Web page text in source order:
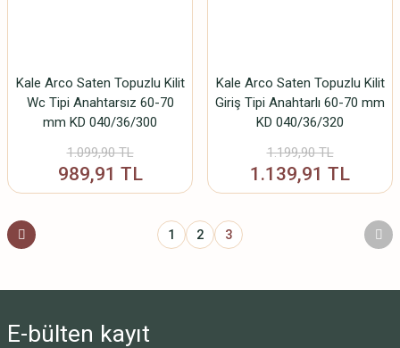
Kale Arco Saten Topuzlu Kilit
Wc Tipi Anahtarsız 60-70
mm KD 040/36/300
1.099,90 TL
989,91 TL
Kale Arco Saten Topuzlu Kilit
Giriş Tipi Anahtarlı 60-70 mm
KD 040/36/320
1.199,90 TL
1.139,91 TL
1 2 3
E-bülten kayıt